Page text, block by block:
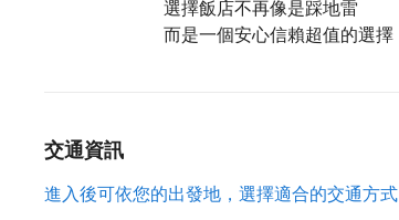
選擇飯店不再像是踩地雷
而是一個安心信賴超值的選擇
交通資訊
進入後可依您的出發地，選擇適合的交通方式